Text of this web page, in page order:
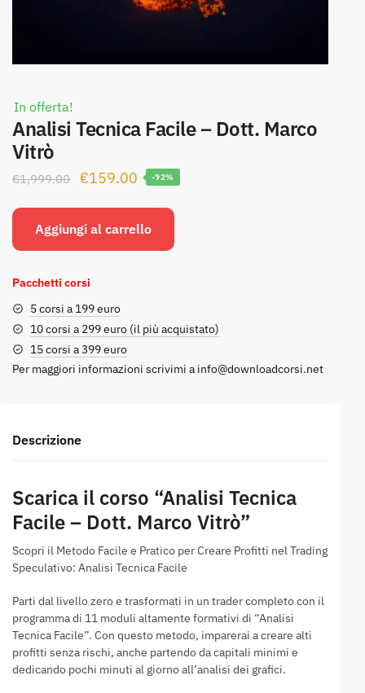
In offerta!
Analisi Tecnica Facile – Dott. Marco
Vitrò
€1,999.00
Il
originale
€159.00 Il
attuale
-92%
Aggiungi al carrello
Pacchetti corsi
5 corsi a 199 euro
10 corsi a 299 euro (il più acquistato)
15 corsi a 399 euro
Per maggiori informazioni scrivimi a info@downloadcorsi.net
Descrizione
Scarica il corso “Analisi Tecnica
Facile – Dott. Marco Vitrò”
Scopri il Metodo Facile e Pratico per Creare Profitti nel Trading
Speculativo: Analisi Tecnica Facile
Parti dal livello zero e trasformati in un trader completo con il
programma di 11 moduli altamente formativi di “Analisi
Tecnica Facile”. Con questo metodo, imparerai a creare alti
profitti senza rischi, anche partendo da capitali minimi e
dedicando pochi minuti al giorno all’analisi dei grafici.